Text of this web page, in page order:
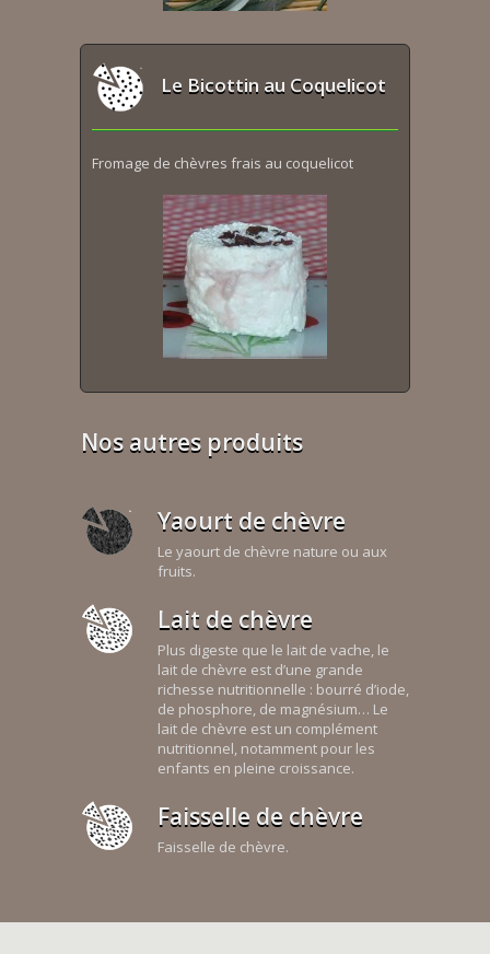
Le Bicottin au Coquelicot
Fromage de chèvres frais au coquelicot
Nos autres produits
Yaourt de chèvre
Le yaourt de chèvre nature ou aux
fruits.
Lait de chèvre
Plus digeste que le lait de vache, le
lait de chèvre est d’une grande
richesse nutritionnelle : bourré d’iode,
de phosphore, de magnésium… Le
lait de chèvre est un complément
nutritionnel, notamment pour les
enfants en pleine croissance.
Faisselle de chèvre
Faisselle de chèvre.